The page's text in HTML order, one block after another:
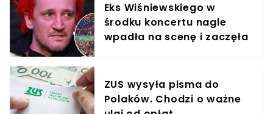
Eks Wiśniewskiego w
środku koncertu nagle
wpadła na scenę i zaczęła
ZUS wysyła pisma do
Polaków. Chodzi o ważne